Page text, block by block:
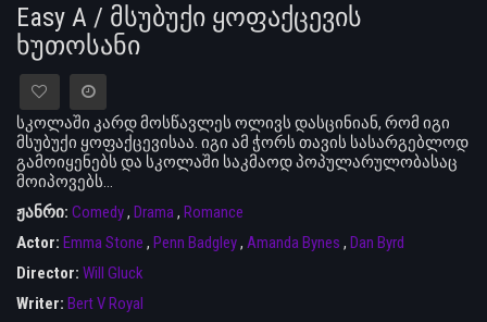
Easy A / მსუბუქი ყოფაქცევის
ხუთოსანი
სკოლაში კარდ მოსწავლეს ოლივს დასცინიან, რომ იგი
მსუბუქი ყოფაქცევისაა. იგი ამ ჭორს თავის სასარგებლოდ
გამოიყენებს და სკოლაში საკმაოდ პოპულარულობასაც
მოიპოვებს...
ჟანრი: Comedy, Drama, Romance
Actor: Emma Stone , Penn Badgley, Amanda Bynes , Dan Byrd
Director: Will Gluck
Writer: Bert V Royal